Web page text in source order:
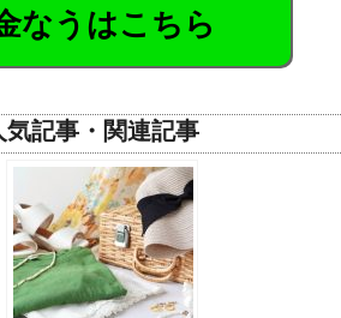
なうはこちら
気記事・関連記事